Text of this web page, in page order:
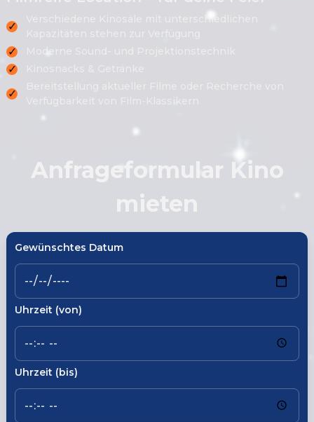
✓
Verschiedene Kinosäle mit unterschiedlichen
✓ Moderne Sound- und Projektionstechnik
✓
✓
Anfrageformular Kino
mieten
Gewünschtes Datum
Uhrzeit (von)
Uhrzeit (bis)